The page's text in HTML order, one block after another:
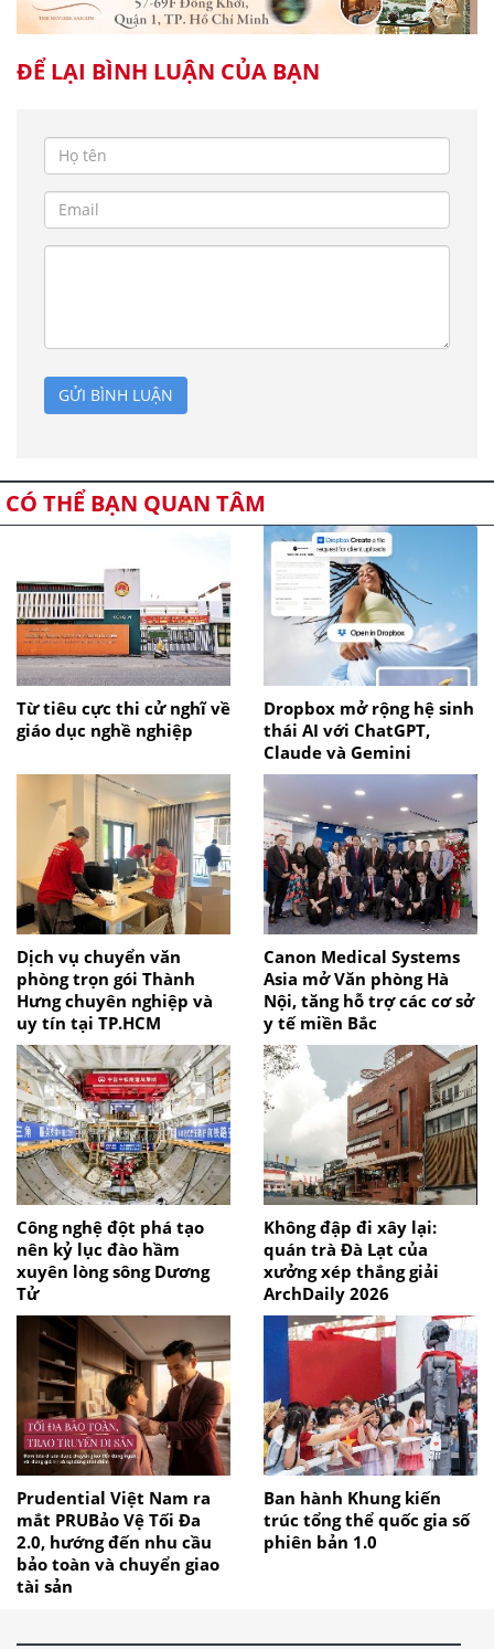
ĐỂ LẠI BÌNH LUẬN CỦA BẠN
GỬI BÌNH LUẬN
CÓ THỂ BẠN QUAN TÂM
Từ tiêu cực thi cử nghĩ về
giáo dục nghề nghiệp
Dropbox mở rộng hệ sinh
thái AI với ChatGPT,
Claude và Gemini
Dịch vụ chuyển văn
phòng trọn gói Thành
Hưng chuyên nghiệp và
uy tín tại TP.HCM
Canon Medical Systems
Asia mở Văn phòng Hà
Nội, tăng hỗ trợ các cơ sở
y tế miền Bắc
Công nghệ đột phá tạo
nên kỷ lục đào hầm
xuyên lòng sông Dương
Tử
Không đập đi xây lại:
quán trà Đà Lạt của
xưởng xép thắng giải
ArchDaily 2026
Prudential Việt Nam ra
mắt PRUBảo Vệ Tối Đa
2.0, hướng đến nhu cầu
bảo toàn và chuyển giao
tài sản
Ban hành Khung kiến
trúc tổng thể quốc gia số
phiên bản 1.0